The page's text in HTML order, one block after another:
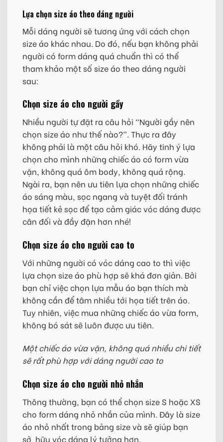
Lựa chọn size áo theo dáng người
Mỗi dáng người sẽ tương ứng với cách chọn
size áo khác nhau. Do đó, nếu bạn không phải
người có form dáng quá chuẩn thì có thể
tham khảo một số size áo theo dáng người
sau:
Chọn size áo cho người gầy
Nhiều người tự đặt ra câu hỏi “Người gầy nên
chọn size áo như thế nào?”. Thực ra đây
không phải là một câu hỏi khó. Hãy tinh ý lựa
chọn cho mình những chiếc áo có form vừa
vặn, không quá ôm body, không quá rộng.
Ngài ra, bạn nên ưu tiên lựa chọn những chiếc
áo sáng màu, sọc ngang và tuyệt đối tránh
họa tiết kẻ sọc để tạo cảm giác vóc dáng được
cân đối và đầy đặn hơn nhé!
Chọn size áo cho người cao to
Với những người có vóc dáng cao to thì việc
lựa chọn size áo phù hợp sẽ khá đơn giản. Bởi
bạn chỉ việc chọn lựa mẫu áo bạn thích mà
không cần để tâm nhiều tới họa tiết trên áo.
Tuy nhiên, việc mua những chiếc áo vừa form,
không bó sát sẽ luôn được ưu tiên.
Một chiếc áo vừa vặn, không quá nhiều chi tiết
sẽ rất phù hợp với dáng người cao to
Chọn size áo cho người nhỏ nhắn
Thông thường, bạn có thể chọn size S hoặc XS
cho form dáng nhỏ nhắn của mình. Đây là size
áo nhỏ nhất trong bảng size và sẽ giúp bạn
sở hữu vóc dáng lý tưởng hơn.